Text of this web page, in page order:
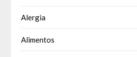
Alergia
Alimentos